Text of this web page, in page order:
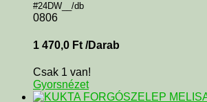
#24DW__/db
0806
1 470,0 Ft /Darab
Csak 1 van!
Gyorsnézet